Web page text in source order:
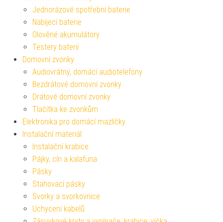
Jednorázové spotřební baterie
Nabíjecí baterie
Olověné akumulátory
Testery baterií
Domovní zvonky
Audiovrátný, domácí audiotelefony
Bezdrátové domovní zvonky
Drátové domovní zvonky
Tlačítka ke zvonkům
Elektronika pro domácí mazlíčky
Instalační materiál
Instalační krabice
Pájky, cín a kalafuna
Pásky
Stahovací pásky
Svorky a svorkovnice
Uchycení kabelů